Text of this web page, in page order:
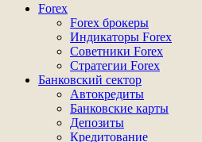
Основное
Forex
Forex брокеры
Индикаторы Forex
Советники Forex
Стратегии Forex
Банковский сектор
Автокредиты
Банковские карты
Депозиты
Кредитование